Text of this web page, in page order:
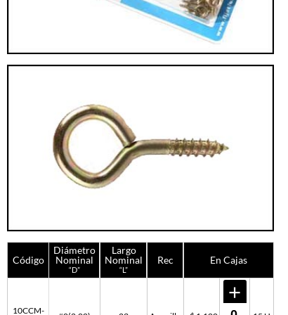
Código
Diámetro
Nominal
“D”
Largo
Nominal
“L”
Rec En Cajas
10CCM-